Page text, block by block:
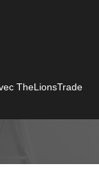
TheLionsTrade